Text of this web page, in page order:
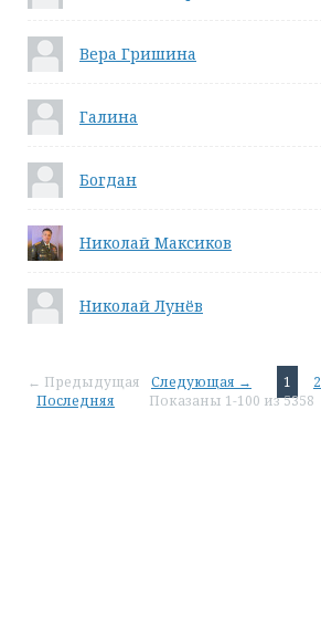
Вера Гришина
Галина
Богдан
Николай Максиков
Николай Лунёв
← Предыдущая Следующая → 1 2
Последняя
Показаны 1-100 из 5358